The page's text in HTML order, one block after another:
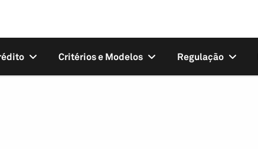
Critérios e Modelos Regulação